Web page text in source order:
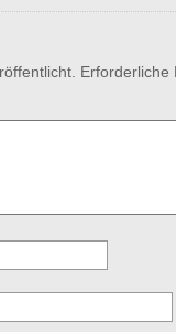
Erforderliche